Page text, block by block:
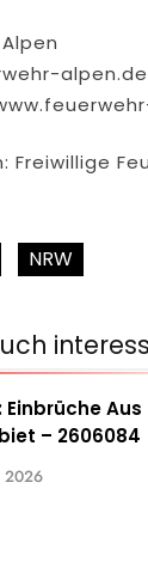
alpen.de
Freiwillige
NRW
Einbrüche Aus
– 2606084
2026